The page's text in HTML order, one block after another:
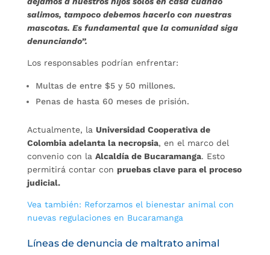
salimos, tampoco debemos hacerlo con nuestras
mascotas. Es fundamental que la comunidad siga
denunciando”.
Los responsables podrían enfrentar:
Multas de entre $5 y 50 millones.
Penas de hasta 60 meses de prisión.
Actualmente, la Universidad Cooperativa de
Colombia adelanta la necropsia, en el marco del
convenio con la Alcaldía de Bucaramanga. Esto
permitirá contar con pruebas clave para el proceso
judicial.
Vea también: Reforzamos el bienestar animal con
nuevas regulaciones en Bucaramanga
Líneas de denuncia de maltrato animal